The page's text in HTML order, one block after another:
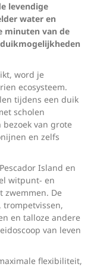
levendige
water en
minuten van de
word je
ecosysteem.
tijdens een duik
scholen
van grote
en zelfs
Island en
witpunt- en
De
trompetvissen,
en talloze andere
van leven
flexibiliteit,